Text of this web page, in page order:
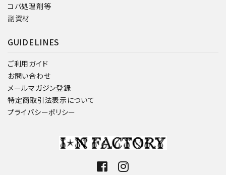
コバ処理剤等
副資材
GUIDELINES
ご利用ガイド
お問い合わせ
メールマガジン登録
特定商取引法表示について
プライバシーポリシー